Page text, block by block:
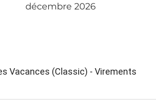
décembre 2026
Vacances (Classic) - Virements